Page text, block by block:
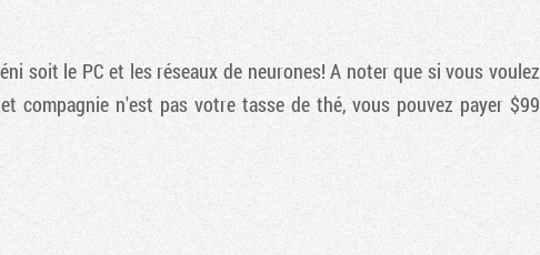
soit le PC et les réseaux de neurones! A noter que si vous voulez
compagnie n'est pas votre tasse de thé, vous pouvez payer $99